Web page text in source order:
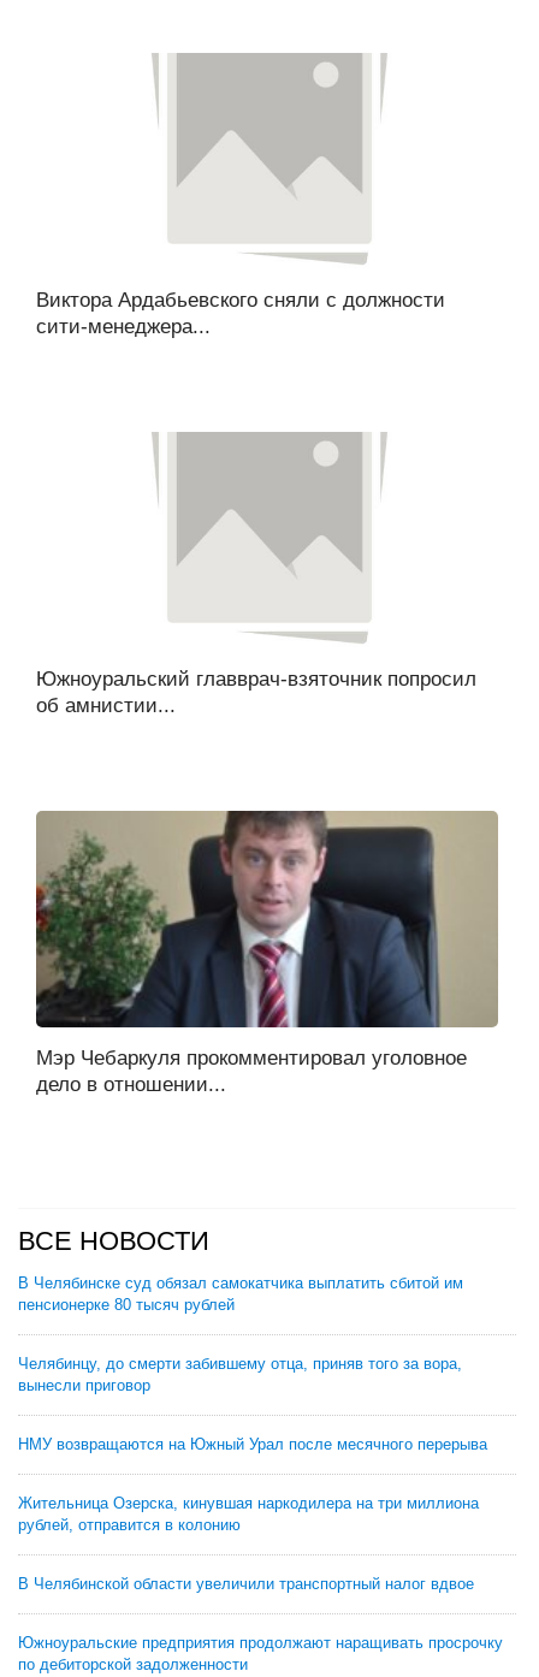
Виктора Ардабьевского сняли с должности
сити-менеджера...
Южноуральский главврач-взяточник попросил
об амнистии...
Мэр Чебаркуля прокомментировал уголовное
дело в отношении...
ВСЕ НОВОСТИ
В Челябинске суд обязал самокатчика выплатить сбитой им
пенсионерке 80 тысяч рублей
Челябинцу, до смерти забившему отца, приняв того за вора,
вынесли приговор
НМУ возвращаются на Южный Урал после месячного перерыва
Жительница Озерска, кинувшая наркодилера на три миллиона
рублей, отправится в колонию
В Челябинской области увеличили транспортный налог вдвое
Южноуральские предприятия продолжают наращивать просрочку
по дебиторской задолженности